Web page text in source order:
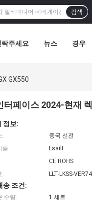
검색
락주세요 뉴스 경우
GX550
페이스 2024-현재
정보:
:
중국 선전
름:
Lsailt
CE ROHS
:
LLT-LKSS-
송 조건:
수량:
1 세트